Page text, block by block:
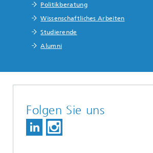
Politikberatung
Wissenschaftliches Arbeiten
Studierende
Alumni
Folgen Sie uns